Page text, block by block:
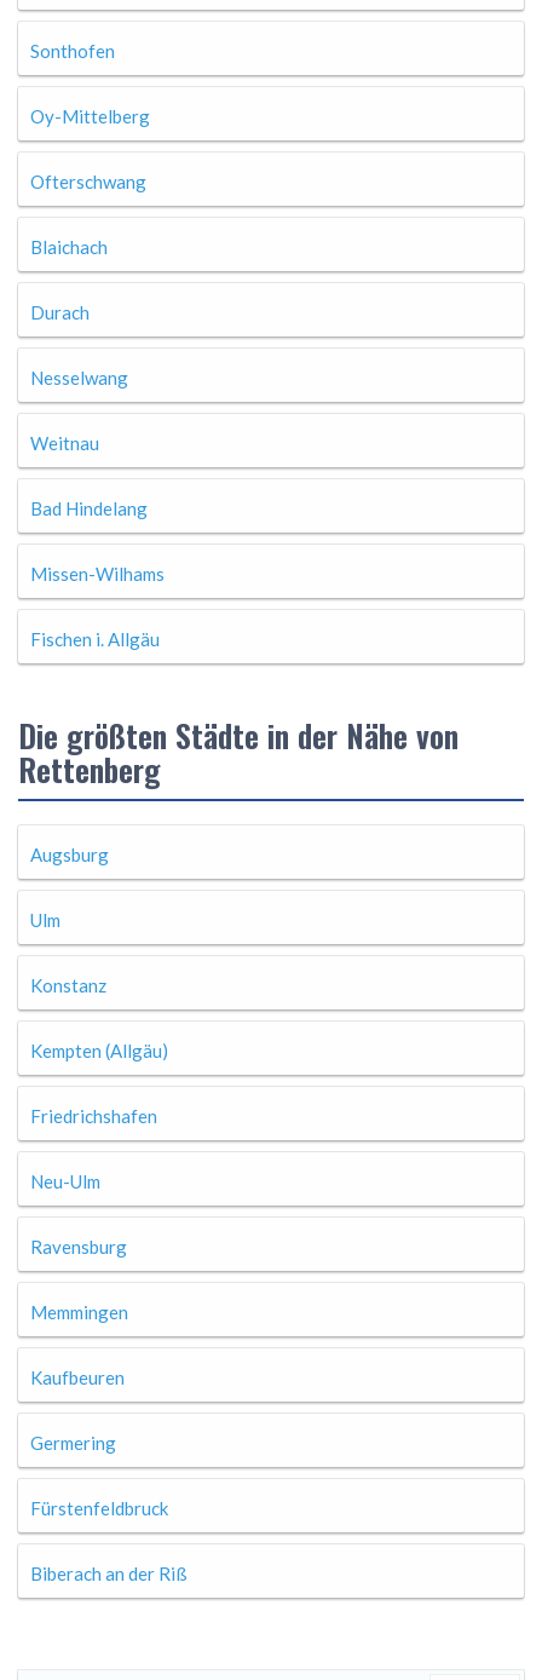
Sonthofen
Oy-Mittelberg
Ofterschwang
Blaichach
Durach
Nesselwang
Weitnau
Bad Hindelang
Missen-Wilhams
Fischen i. Allgäu
Die größten Städte in der Nähe von
Rettenberg
Augsburg
Ulm
Konstanz
Kempten (Allgäu)
Friedrichshafen
Neu-Ulm
Ravensburg
Memmingen
Kaufbeuren
Germering
Fürstenfeldbruck
Biberach an der Riß